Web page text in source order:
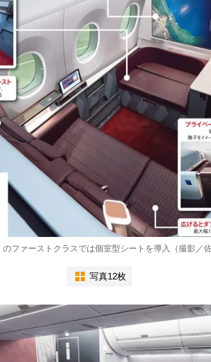
ファーストクラスでは個室型シートを導入（撮影／佐
写真12枚